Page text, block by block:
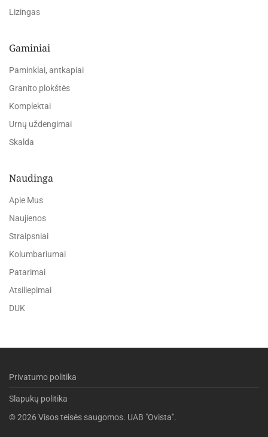
Lizingas
Gaminiai
Paminklai, antkapiai
Granito plokštės
Komplektai
Urnų uždengimai
Skalda
Naudinga
Apie Mus
Naujienos
Straipsniai
Kolumbariumai
Patarimai
Atsiliepimai
DUK
Privatumo politika
Slapukų politika
©2026 Visos teisės saugomos. UAB "Ovista".